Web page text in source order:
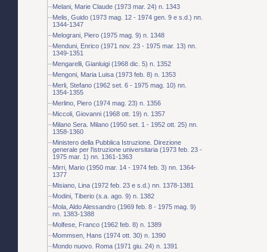
Melani, Marie Claude (1973 mar. 24) n. 1343
Melis, Guido (1973 mag. 12 - 1974 gen. 9 e s.d.) nn.
1344-1347
Melograni, Piero (1975 mag. 9) n. 1348
Menduni, Enrico (1971 nov. 23 - 1975 mar. 13) nn.
1349-1351
Mengarelli, Gianluigi (1968 dic. 5) n. 1352
Mengoni, Maria Luisa (1973 feb. 8) n. 1353
Merli, Stefano (1962 set. 6 - 1975 mag. 10) nn.
1354-1355
Merlino, Piero (1974 mag. 23) n. 1356
Miccoli, Giovanni (1968 ott. 19) n. 1357
Milano Sera. Milano (1950 set. 1 - 1952 ott. 25) nn.
1358-1360
Ministero della Pubblica Istruzione. Direzione
generale per l'istruzione universitaria (1973 feb. 23 -
1975 mar. 1) nn. 1361-1363
Mirri, Mario (1950 mar. 14 - 1974 feb. 3) nn. 1364-
1377
Misiano, Lina (1972 feb. 23 e s.d.) nn. 1378-1381
Modini, Tiberio (s.a. ago. 9) n. 1382
Mola, Aldo Alessandro (1969 feb. 8 - 1975 mag. 9)
nn. 1383-1388
Molfese, Franco (1962 feb. 8) n. 1389
Mommsen, Hans (1974 ott. 30) n. 1390
Mondo nuovo. Roma (1971 giu. 24) n. 1391